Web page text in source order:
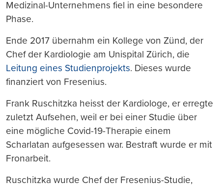
Medizinal-Unternehmens fiel in eine besondere
Phase.
Ende 2017 übernahm ein Kollege von Zünd, der
Chef der Kardiologie am Unispital Zürich, die
Leitung eines Studienprojekts. Dieses wurde
finanziert von Fresenius.
Frank Ruschitzka heisst der Kardiologe, er erregte
zuletzt Aufsehen, weil er bei einer Studie über
eine mögliche Covid-19-Therapie einem
Scharlatan aufgesessen war. Bestraft wurde er mit
Fronarbeit.
Ruschitzka wurde Chef der Fresenius-Studie,